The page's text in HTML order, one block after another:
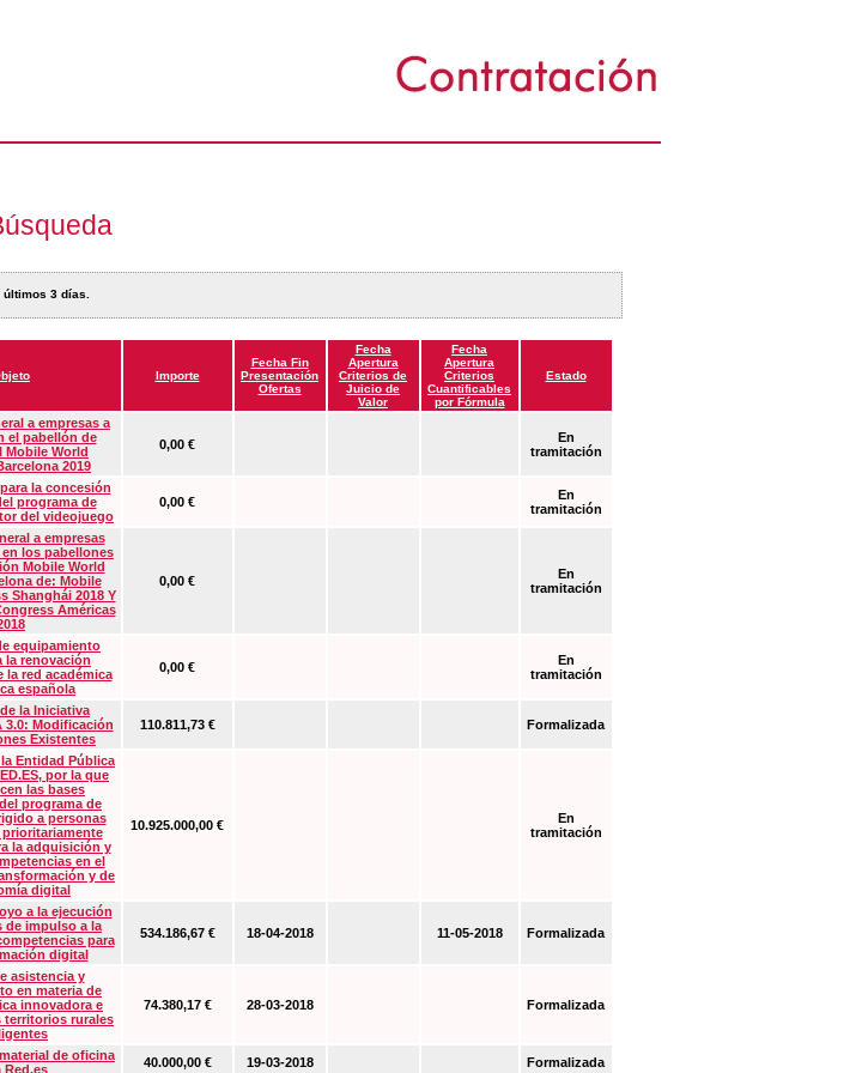
3 días.
Importe
Fecha Fin
Presentación
Ofertas
Fecha
Apertura
Criterios de
Juicio de
Valor
Fecha
Apertura
Criterios
Cuantificables
por Fórmula
Estado
a empresas a
el pabellón de
Mobile World
2019
0,00 €
En
tramitación
la concesión
programa de
del videojuego
0,00 €
En
tramitación
a empresas
los pabellones
Mobile World
de: Mobile
Shanghái 2018 Y
Américas
0,00 €
En
tramitación
equipamiento
la renovación
la red académica
española
0,00 €
En
tramitación
la Iniciativa
3.0: Modificación
Existentes
110.811,73 € Formalizada
Entidad Pública
por la que
las bases
programa de
a personas
la adquisición y
en el
y de
digital
10.925.000,00 €
En
tramitación
a la ejecución
de impulso a la
para
digital
534.186,67 € 18-04-2018 11-05-2018 Formalizada
asistencia y
en materia de
innovadora e
territorios rurales
74.380,17 € 28-03-2018 Formalizada
de oficina
Red.es
40.000,00 € 19-03-2018 Formalizada